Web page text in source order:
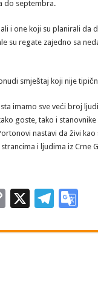
do septembra.
i one koji su planirali da
su regate zajedno sa
smještaj koji nije
imamo sve veći broj
goste, tako i
nastavi da živi
i ljudima iz Crne
C
p
X T
e
G
o